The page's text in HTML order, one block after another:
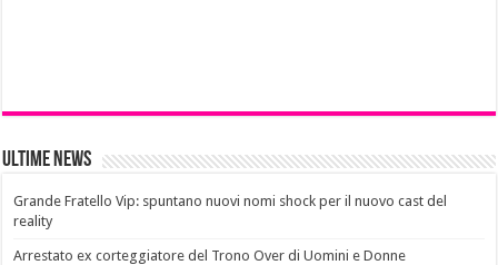
Ultime News
Grande Fratello Vip: spuntano nuovi nomi shock per il nuovo cast del
reality
Arrestato ex corteggiatore del Trono Over di Uomini e Donne